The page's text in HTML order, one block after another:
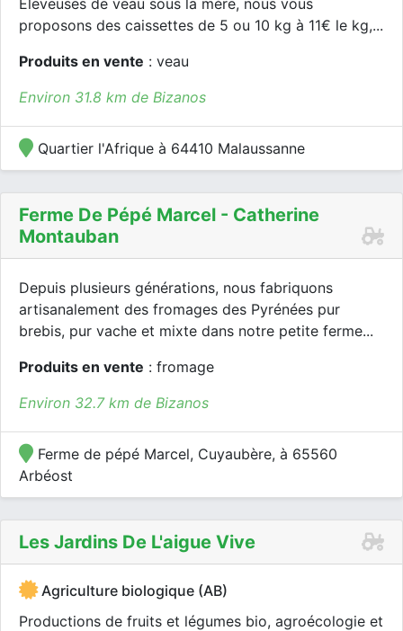
Éleveuses de veau sous la mère, nous vous
proposons des caissettes de 5 ou 10 kg à 11€ le kg,...
Produits en vente : veau
Environ 31.8 km de Bizanos
Quartier l'Afrique à 64410 Malaussanne
Ferme De Pépé Marcel - Catherine
Montauban
Depuis plusieurs générations, nous fabriquons
artisanalement des fromages des Pyrénées pur
brebis, pur vache et mixte dans notre petite ferme...
Produits en vente : fromage
Environ 32.7 km de Bizanos
Ferme de pépé Marcel, Cuyaubère, à 65560
Arbéost
Les Jardins De L'aigue Vive
Agriculture biologique (AB)
Productions de fruits et légumes bio, agroécologie et